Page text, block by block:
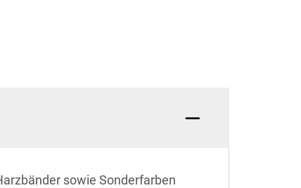
sowie Sonderfarben